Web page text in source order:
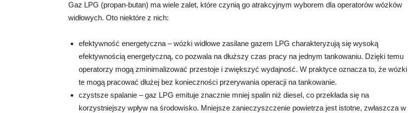
Gaz LPG (propan-butan) ma wiele zalet, które czynią go atrakcyjnym wyborem dla operatorów wózków
widłowych. Oto niektóre z nich:
efektywność energetyczna – wózki widłowe zasilane gazem LPG charakteryzują się wysoką
efektywnością energetyczną, co pozwala na dłuższy czas pracy na jednym tankowaniu. Dzięki temu
operatorzy mogą zminimalizować przestoje i zwiększyć wydajność. W praktyce oznacza to, że wózki
te mogą pracować dłużej bez konieczności przerywania operacji na tankowanie.
czystsze spalanie – gaz LPG emituje znacznie mniej spalin niż diesel, co przekłada się na
korzystniejszy wpływ na środowisko. Mniejsze zanieczyszczenie powietrza jest istotne, zwłaszcza w